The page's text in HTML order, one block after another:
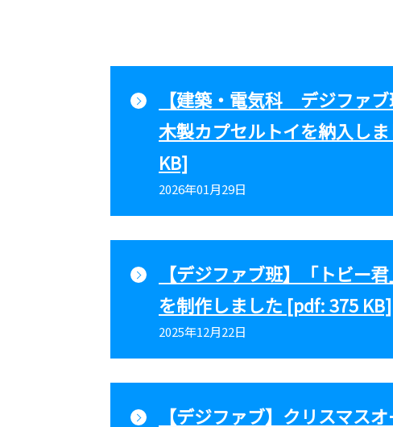
【建築・電気科 デジファ
木製カプセルトイを納入し
KB]
2026年01月29日
【デジファブ班】「トビー
を制作しました [pdf: 375 KB]
2025年12月22日
【デジファブ】クリスマス